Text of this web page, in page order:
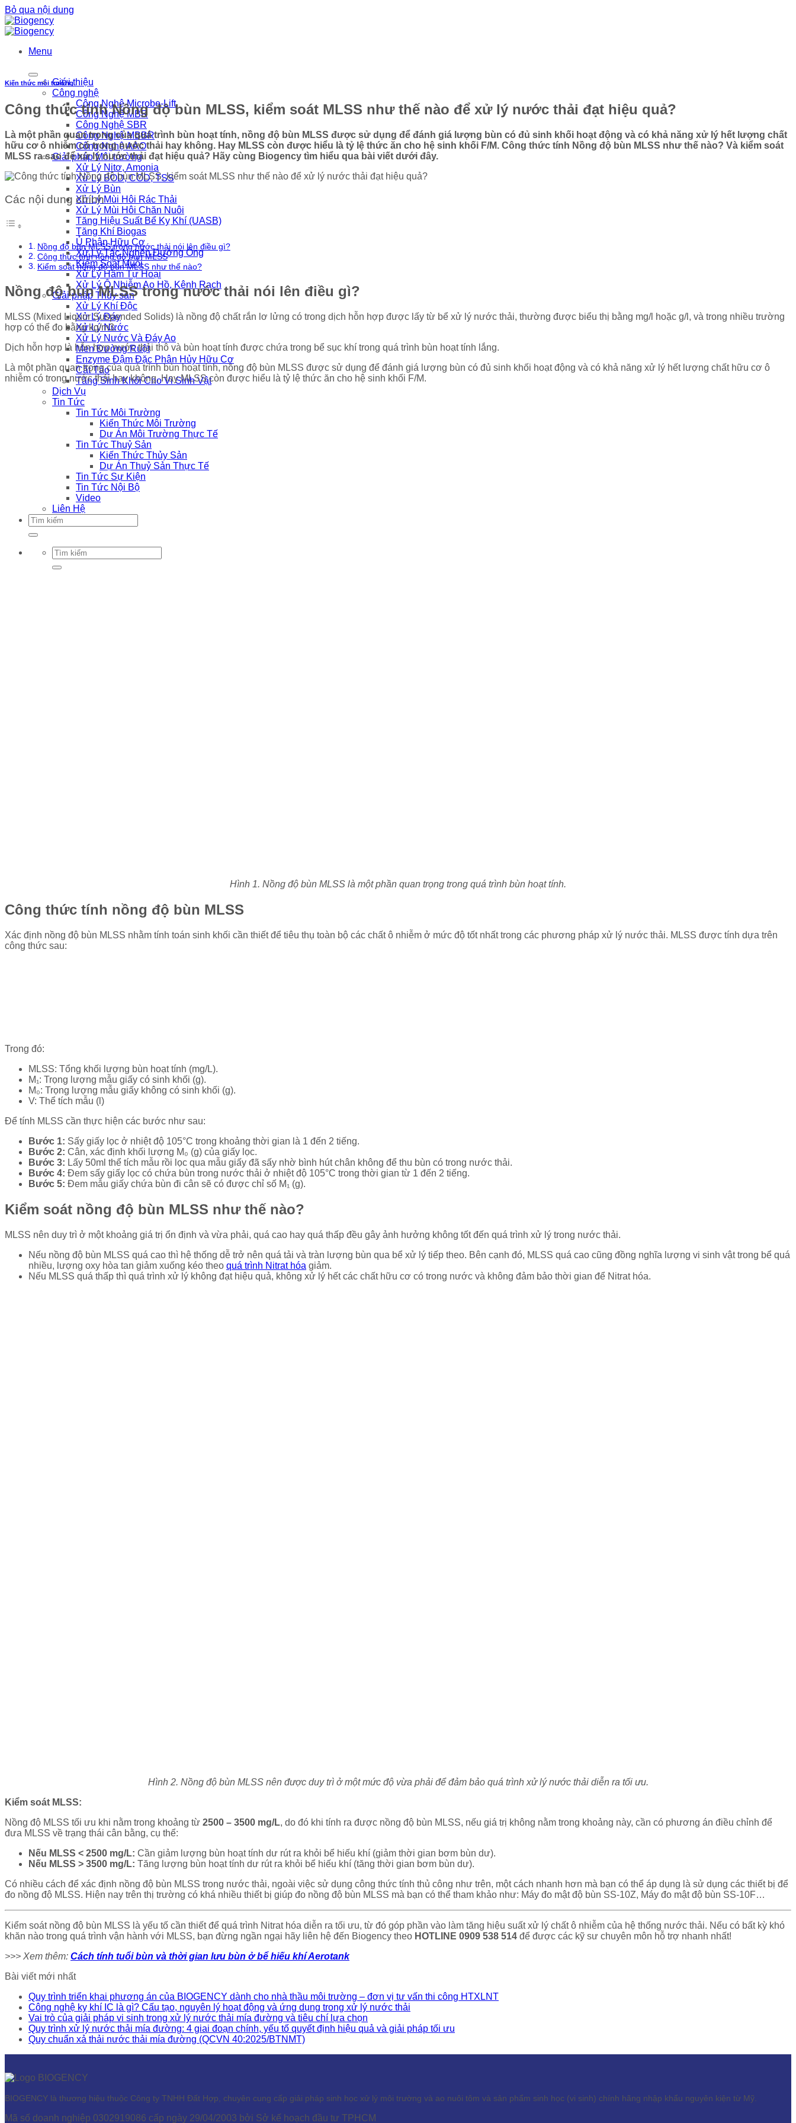
Bỏ qua nội dung
Menu
Giới thiệu
Công nghệ
Công Nghệ Microbe-Lift
Công Nghệ MBR
Công Nghệ SBR
Công Nghệ MBBR
Công Nghệ AAO
Giải pháp Môi trường
Xử Lý Nitơ, Amonia
Xử Lý BOD, COD, TSS
Xử Lý Bùn
Xử Lý Mùi Hôi Rác Thải
Xử Lý Mùi Hôi Chăn Nuôi
Tăng Hiệu Suất Bể Kỵ Khí (UASB)
Tăng Khí Biogas
Ủ Phân Hữu Cơ
Xử Lý Tắc Nghẽn Đường Ống
Kiểm Soát Muỗi
Xử Lý Hầm Tự Hoại
Xử Lý Ô Nhiễm Ao Hồ, Kênh Rạch
Giải pháp Thủy sản
Xử Lý Khí Độc
Xử Lý Đáy
Xử Lý Nước
Xử Lý Nước Và Đáy Ao
Men Đường Ruột
Enzyme Đậm Đặc Phân Hủy Hữu Cơ
Cắt Tảo
Tăng Sinh Khối Cho Vi Sinh Vật
Dịch Vụ
Tin Tức
Tin Tức Môi Trường
Kiến Thức Môi Trường
Dự Án Môi Trường Thực Tế
Tin Tức Thuỷ Sản
Kiến Thức Thủy Sản
Dự Án Thuỷ Sản Thực Tế
Tin Tức Sự Kiện
Tin Tức Nội Bộ
Video
Liên Hệ
Kiến thức môi trường
Công thức tính Nồng độ bùn MLSS, kiểm soát MLSS như thế nào để xử lý nước thải đạt hiệu quả?
Là một phần quan trọng của quá trình bùn hoạt tính, nồng độ bùn MLSS được sử dụng để đánh giá lượng bùn có đủ sinh khối hoạt động và có khả năng xử lý hết lượng chất
hữu cơ ô nhiễm có trong nước thải hay không. Hay MLSS còn được hiểu là tỷ lệ thức ăn cho hệ sinh khối F/M. Công thức tính Nồng độ bùn MLSS như thế nào? Và kiểm soát
MLSS ra sao để xử lý nước thải đạt hiệu quả? Hãy cùng Biogency tìm hiểu qua bài viết dưới đây.
Các nội dung chính
Nồng độ bùn MLSS trong nước thải nói lên điều gì?
Công thức tính nồng độ bùn MLSS
Kiểm soát nồng độ bùn MLSS như thế nào?
Nồng độ bùn MLSS trong nước thải nói lên điều gì?
MLSS (Mixed Liquor Suspended Solids) là nồng độ chất rắn lơ lửng có trong dịch hỗn hợp được lấy từ bể xử lý nước thải, thường được biểu thị bằng mg/l hoặc g/l, và trong nhiều trường
hợp có thể đo bằng kg/m3.
Dịch hỗn hợp là hỗn hợp nước thải thô và bùn hoạt tính được chứa trong bể sục khí trong quá trình bùn hoạt tính lắng.
Là một phần quan trọng của quá trình bùn hoạt tính, nồng độ bùn MLSS được sử dụng để đánh giá lượng bùn có đủ sinh khối hoạt động và có khả năng xử lý hết lượng chất hữu cơ ô
nhiễm có trong nước thải hay không. Hay MLSS còn được hiểu là tỷ lệ thức ăn cho hệ sinh khối F/M.
Hình 1. Nồng độ bùn MLSS là một phần quan trọng trong quá trình bùn hoạt tính.
Công thức tính nồng độ bùn MLSS
Xác định nồng độ bùn MLSS nhằm tính toán sinh khối cần thiết để tiêu thụ toàn bộ các chất ô nhiễm ở mức độ tốt nhất trong các phương pháp xử lý nước thải. MLSS được tính dựa trên
công thức sau:
Trong đó:
MLSS: Tổng khối lượng bùn hoạt tính (mg/L).
M₁: Trọng lượng mẫu giấy có sinh khối (g).
M₀: Trọng lượng mẫu giấy không có sinh khối (g).
V: Thể tích mẫu (l)
Để tính MLSS cần thực hiện các bước như sau:
Bước 1: Sấy giấy lọc ở nhiệt độ 105°C trong khoảng thời gian là 1 đến 2 tiếng.
Bước 2: Cân, xác định khối lượng M₀ (g) của giấy lọc.
Bước 3: Lấy 50ml thể tích mẫu rồi lọc qua mẫu giấy đã sấy nhờ bình hút chân không để thu bùn có trong nước thải.
Bước 4: Đem sấy giấy lọc có chứa bùn trong nước thải ở nhiệt độ 105°C trong thời gian từ 1 đến 2 tiếng.
Bước 5: Đem mẫu giấy chứa bùn đi cân sẽ có được chỉ số M₁ (g).
Kiểm soát nồng độ bùn MLSS như thế nào?
MLSS nên duy trì ở một khoảng giá trị ổn định và vừa phải, quá cao hay quá thấp đều gây ảnh hưởng không tốt đến quá trình xử lý trong nước thải.
Nếu nồng độ bùn MLSS quá cao thì hệ thống dễ trở nên quá tải và tràn lượng bùn qua bể xử lý tiếp theo. Bên cạnh đó, MLSS quá cao cũng đồng nghĩa lượng vi sinh vật trong bể quá
nhiều, lượng oxy hòa tan giảm xuống kéo theo quá trình Nitrat hóa giảm.
Nếu MLSS quá thấp thì quá trình xử lý không đạt hiệu quả, không xử lý hết các chất hữu cơ có trong nước và không đảm bảo thời gian để Nitrat hóa.
Hình 2. Nồng độ bùn MLSS nên được duy trì ở một mức độ vừa phải để đảm bảo quá trình xử lý nước thải diễn ra tối ưu.
Kiểm soát MLSS:
Nồng độ MLSS tối ưu khi nằm trong khoảng từ 2500 – 3500 mg/L, do đó khi tính ra được nồng độ bùn MLSS, nếu giá trị không nằm trong khoảng này, cần có phương án điều chỉnh để
đưa MLSS về trạng thái cân bằng, cụ thể:
Nếu MLSS < 2500 mg/L: Cần giảm lượng bùn hoạt tính dư rút ra khỏi bể hiếu khí (giảm thời gian bơm bùn dư).
Nếu MLSS > 3500 mg/L: Tăng lượng bùn hoạt tính dư rút ra khỏi bể hiếu khí (tăng thời gian bơm bùn dư).
Có nhiều cách để xác định nồng độ bùn MLSS trong nước thải, ngoài việc sử dụng công thức tính thủ công như trên, một cách nhanh hơn mà bạn có thể áp dụng là sử dụng các thiết bị để
đo nồng độ MLSS. Hiện nay trên thị trường có khá nhiều thiết bị giúp đo nồng độ bùn MLSS mà bạn có thể tham khảo như: Máy đo mật độ bùn SS-10Z, Máy đo mật độ bùn SS-10F…
Kiểm soát nồng độ bùn MLSS là yếu tố cần thiết để quá trình Nitrat hóa diễn ra tối ưu, từ đó góp phần vào làm tăng hiệu suất xử lý chất ô nhiễm của hệ thống nước thải. Nếu có bất kỳ khó
khăn nào trong quá trình vận hành với MLSS, bạn đừng ngần ngại hãy liên hệ đến Biogency theo HOTLINE 0909 538 514 để được các kỹ sư chuyên môn hỗ trợ nhanh nhất!
>>> Xem thêm: Cách tính tuổi bùn và thời gian lưu bùn ở bể hiếu khí Aerotank
Bài viết mới nhất
Quy trình triển khai phương án của BIOGENCY dành cho nhà thầu môi trường – đơn vị tư vấn thi công HTXLNT
Công nghệ kỵ khí IC là gì? Cấu tạo, nguyên lý hoạt động và ứng dụng trong xử lý nước thải
Vai trò của giải pháp vi sinh trong xử lý nước thải mía đường và tiêu chí lựa chọn
Quy trình xử lý nước thải mía đường: 4 giai đoạn chính, yếu tố quyết định hiệu quả và giải pháp tối ưu
Quy chuẩn xả thải nước thải mía đường (QCVN 40:2025/BTNMT)
BIOGENCY là thương hiệu thuộc Công ty TNHH Đất Hợp, chuyên cung cấp giải pháp sinh học xử lý môi trường và ao nuôi tôm và sản phẩm sinh học (vi sinh) chính hãng nhập khẩu nguyên kiện từ Mỹ.
Mã số doanh nghiệp 0302919086 cấp ngày 29/04/2003 bởi Sở kế hoạch đầu tư TPHCM